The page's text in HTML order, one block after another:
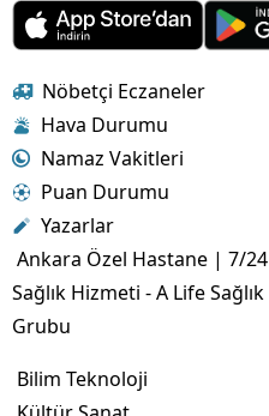
Nöbetçi Eczaneler
Hava Durumu
Namaz Vakitleri
Puan Durumu
Yazarlar
Ankara Özel Hastane | 7/24
Sağlık Hizmeti - A Life Sağlık
Grubu
Bilim Teknoloji